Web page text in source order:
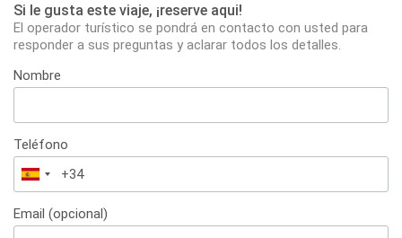
Si le gusta este viaje, ¡reserve aqui!
El operador turístico se pondrá en contacto con usted para
responder a sus preguntas y aclarar todos los detalles.
Nombre
Teléfono
España
+34
Email (opcional)